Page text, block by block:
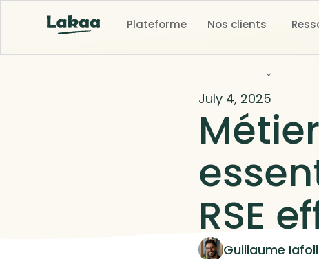
Plateforme Nos clients
July 4, 2025
RSE
Guillaume